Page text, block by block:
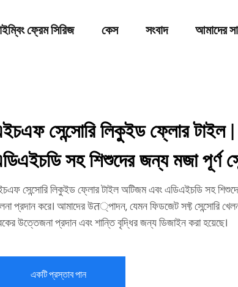
ফ্রেম সিরিজ কেস সংবাদ আমাদের
সেন্সোরি লিকুইড ফ্লোর টাইল
সহ শিশুদের জন্য মজা পূর্ণ
সেন্সোরি লিকুইড ফ্লোর টাইল অটিজম এবং এডিএইচডি সহ
প্রদান করে। আমাদের উत্পাদন, যেমন ফিডজেট সফ্ট সেন্সোরি
উত্তেজনা প্রদান এবং শান্তি বৃদ্ধির জন্য ডিজাইন করা হয়েছে।
একটি প্রস্তাব পান